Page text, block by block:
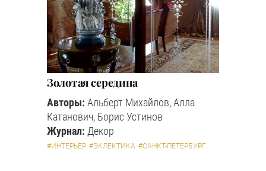
Золотая середина
Авторы: Альберт Михайлов, Алла
Катанович, Борис Устинов
Журнал: Декор
#ИНТЕРЬЕР #ЭКЛЕКТИКА #САНКТ-ПЕТЕРБУРГ